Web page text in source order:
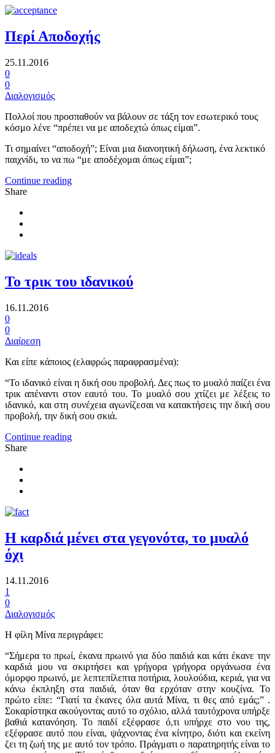
Περί Αποδοχής
25.11.2016
0
0
Διαλογισμός
Πολλοί που προσπαθούν να βάλουν σε τάξη τον εσωτερικό τους
κόσμο λένε “πρέπει να με αποδεχτώ όπως είμαι”.
Τι σημαίνει “αποδοχή”; Eίναι μια διανοητική δήλωση, ένα λεκτικό
παιχνίδι, το να πω “με αποδέχομαι όπως είμαι”;
Continue reading
Share
Το τρικ του ιδανικού
16.11.2016
0
0
Διαίρεση
Και είπε κάποιος (ελαφρώς παραφρασμένα):
“Το ιδανικό είναι η δική σου προβολή. Δες πως το μυαλό παίζει ένα
τρικ απέναντι στον εαυτό του. Το μυαλό σου χτίζει με λέξεις το
ιδανικό, και στη συνέχεια αγωνίζεσαι να κατακτήσεις την δική σου
προβολή, την δική σου σκιά.
Continue reading
Share
Η καρδιά μένει στα γεγονότα, το μυαλό
όχι
14.11.2016
1
0
Διαλογισμός
Η φίλη Μίνα περιγράφει:
“Σήμερα το πρωί, έκανα πρωινό για δύο παιδιά και κάτι έκανε την
καρδιά μου να σκιρτήσει και γρήγορα γρήγορα οργάνωσα ένα
όμορφο πρωινό, με λεπτεπίλεπτα ποτήρια, λουλούδια, κεριά, για να
κάνω έκπληξη στα παιδιά, όταν θα ερχόταν στην κουζίνα. Το
πρώτο είπε: “Γιατί τα έκανες όλα αυτά Μίνα, τι θες από εμάς;” .
Σοκαρίστηκα ακούγοντας αυτό το σχόλιο, αλλά ταυτόχρονα υπήρξε
βαθιά κατανόηση. Το παιδί εξέφρασε ό,τι υπήρχε στο νου της,
εξέφρασε αυτό που είναι, ψάχνοντας ένα κίνητρο, διότι και εκείνη
ζει τη ζωή της με αυτό τον τρόπο. Πράγματι ο παρατηρητής είναι το